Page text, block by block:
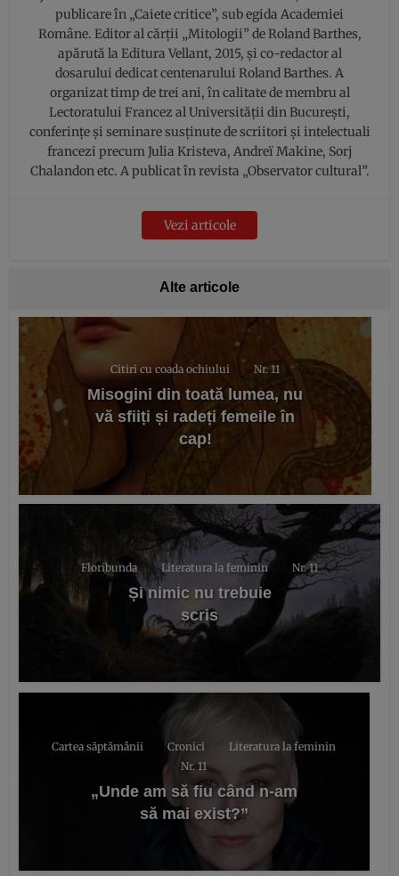
publicare în „Caiete critice”, sub egida Academiei
Române. Editor al cărții „Mitologii” de Roland Barthes,
apărută la Editura Vellant, 2015, și co-redactor al
dosarului dedicat centenarului Roland Barthes. A
organizat timp de trei ani, în calitate de membru al
Lectoratului Francez al Universității din București,
conferințe și seminare susținute de scriitori și intelectuali
francezi precum Julia Kristeva, Andreï Makine, Sorj
Chalandon etc. A publicat în revista „Observator cultural”.
Vezi articole
Alte articole
Citiri cu coada ochiului Nr. 11
Misogini din toată lumea, nu
vă sfiiți și radeți femeile în
cap!
Floribunda Literatura la feminin Nr. 11
Și nimic nu trebuie
scris
Cartea săptămânii Cronici
Literatura la feminin
Nr. 11
„Unde am să fiu când n-am
să mai exist?”